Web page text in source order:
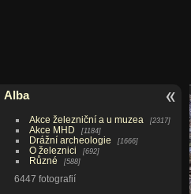
Alba
Akce železniční a u muzea 2317
Akce MHD 1184
Drážní archeologie 1666
O železnici 692
Různé 588
6447 fotografií